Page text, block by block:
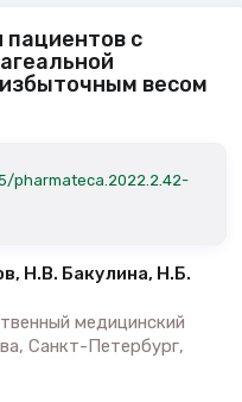
с
весом
pharmateca.2022.2.42-
Н.В. Бакулина, Н.Б.
медицинский
Санкт-Петербург,